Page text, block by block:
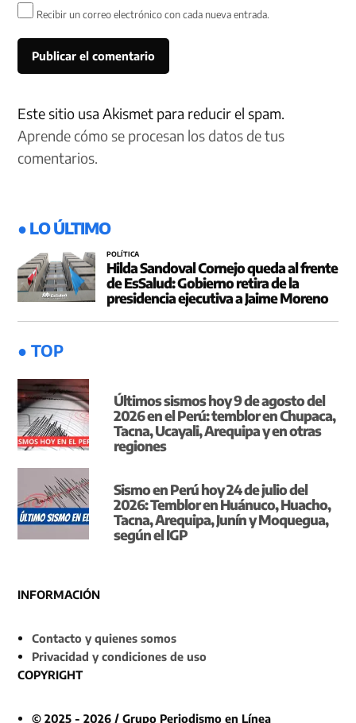
Recibir un correo electrónico con cada nueva entrada.
Este sitio usa Akismet para reducir el spam.
Aprende cómo se procesan los datos de tus
comentarios.
● LO ÚLTIMO
POLÍTICA
Hilda Sandoval Cornejo queda al frente
de EsSalud: Gobierno retira de la
presidencia ejecutiva a Jaime Moreno
● TOP
Últimos sismos hoy 9 de agosto del
2026 en el Perú: temblor en Chupaca,
Tacna, Ucayali, Arequipa y en otras
regiones
Sismo en Perú hoy 24 de julio del
2026: Temblor en Huánuco, Huacho,
Tacna, Arequipa, Junín y Moquegua,
según el IGP
INFORMACIÓN
Contacto y quienes somos
Privacidad y condiciones de uso
COPYRIGHT
© 2025 - 2026 / Grupo Periodismo en Línea